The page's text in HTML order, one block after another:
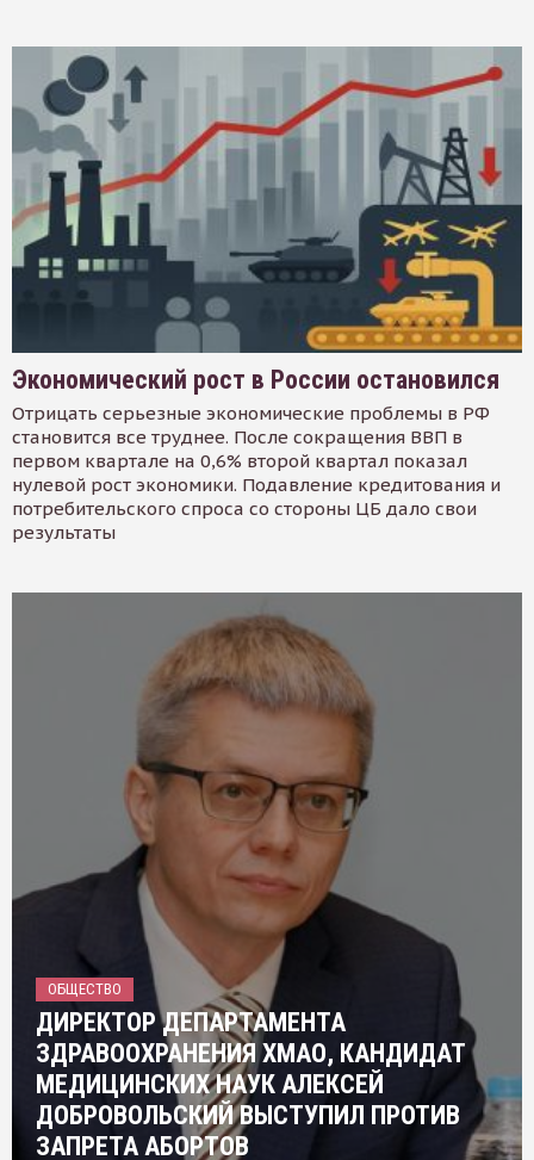
Экономический рост в России остановился
Отрицать серьезные экономические проблемы в РФ
становится все труднее. После сокращения ВВП в
первом квартале на 0,6% второй квартал показал
нулевой рост экономики. Подавление кредитования и
потребительского спроса со стороны ЦБ дало свои
результаты
ОБЩЕСТВО
ДИРЕКТОР ДЕПАРТАМЕНТА
ЗДРАВООХРАНЕНИЯ ХМАО, КАНДИДАТ
МЕДИЦИНСКИХ НАУК АЛЕКСЕЙ
ДОБРОВОЛЬСКИЙ ВЫСТУПИЛ ПРОТИВ
ЗАПРЕТА АБОРТОВ